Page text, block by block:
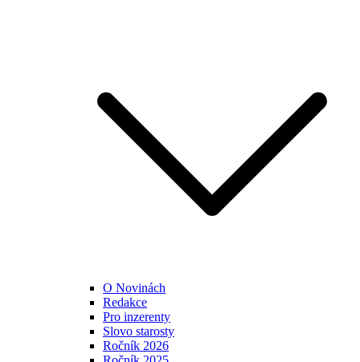
O Novinách
Redakce
Pro inzerenty
Slovo starosty
Ročník 2026